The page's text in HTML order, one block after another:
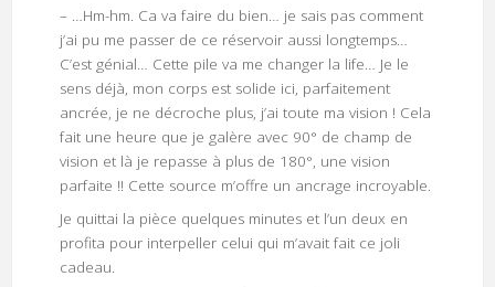
– …Hm-hm. Ca va faire du bien… je sais pas comment
j’ai pu me passer de ce réservoir aussi longtemps…
C’est génial… Cette pile va me changer la life… Je le
sens déjà, mon corps est solide ici, parfaitement
ancrée, je ne décroche plus, j’ai toute ma vision ! Cela
fait une heure que je galère avec 90° de champ de
vision et là je repasse à plus de 180°, une vision
parfaite !! Cette source m’offre un ancrage incroyable.
Je quittai la pièce quelques minutes et l’un deux en
profita pour interpeller celui qui m’avait fait ce joli
cadeau.